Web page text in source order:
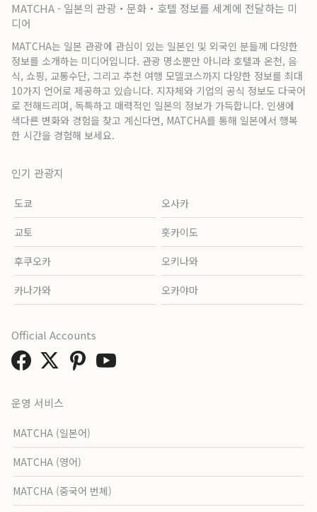
MATCHA - 일본의 관광・문화・호텔 정보를 세계에 전달하는 미
디어
MATCHA는 일본 관광에 관심이 있는 일본인 및 외국인 분들께 다양한
정보를 소개하는 미디어입니다. 관광 명소뿐만 아니라 호텔과 온천, 음
식, 쇼핑, 교통수단, 그리고 추천 여행 모델코스까지 다양한 정보를 최대
10가지 언어로 제공하고 있습니다. 지자체와 기업의 공식 정보도 다국어
로 전해드리며, 독특하고 매력적인 일본의 정보가 가득합니다. 인생에
색다른 변화와 경험을 찾고 계신다면, MATCHA를 통해 일본에서 행복
한 시간을 경험해 보세요.
인기 관광지
도쿄 오사카
교토 홋카이도
후쿠오카 오키나와
카나가와 오카야마
운영 서비스
MATCHA (일본어)
MATCHA (영어)
MATCHA (중국어 번체)
Official Accounts